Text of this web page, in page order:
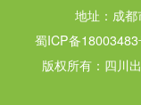
地址：成
蜀ICP备18003483
版权所有：四川